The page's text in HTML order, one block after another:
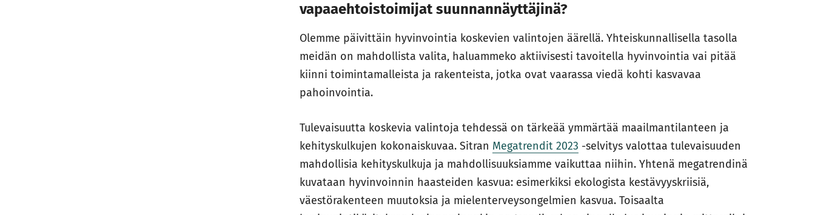
vapaaehtoistoimijat suunnannäyttäjinä?
Olemme päivittäin hyvinvointia koskevien valintojen äärellä. Yhteiskunnallisella tasolla
meidän on mahdollista valita, haluammeko aktiivisesti tavoitella hyvinvointia vai pitää
kiinni toimintamalleista ja rakenteista, jotka ovat vaarassa viedä kohti kasvavaa
pahoinvointia.
Tulevaisuutta koskevia valintoja tehdessä on tärkeää ymmärtää maailmantilanteen ja
kehityskulkujen kokonaiskuvaa. Sitran Megatrendit 2023 -selvitys valottaa tulevaisuuden
mahdollisia kehityskulkuja ja mahdollisuuksiamme vaikuttaa niihin. Yhtenä megatrendinä
kuvataan hyvinvoinnin haasteiden kasvua: esimerkiksi ekologista kestävyyskriisiä,
väestörakenteen muutoksia ja mielenterveysongelmien kasvua. Toisaalta